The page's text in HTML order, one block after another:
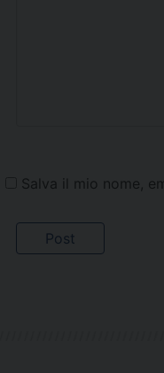
Salva il mio nome,